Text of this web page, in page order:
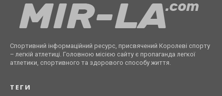
Спортивний інформаційний ресурс, присвячений Королеві спорту
– легкій атлетиці. Головною місією сайту є пропаганда легкої
атлетики, спортивного та здорового способу життя.
ТЕГИ